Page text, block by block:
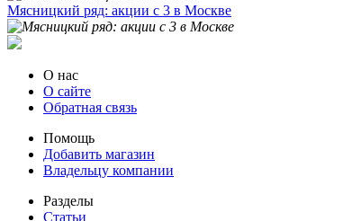
Мясницкий ряд: акции с 3 в Москве
О нас
О сайте
Обратная связь
Помощь
Добавить магазин
Владельцу компании
Разделы
Статьи